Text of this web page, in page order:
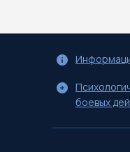
боевых